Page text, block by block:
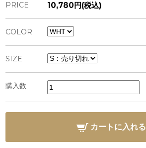
PRICE 10,780円(税込)
COLOR
SIZE
購入数
カートに入れる